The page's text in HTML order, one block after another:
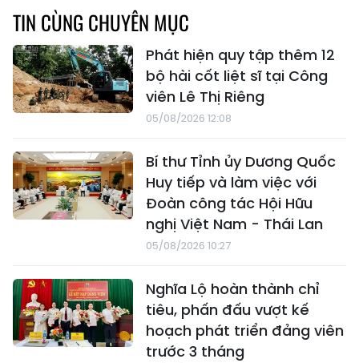
TIN CÙNG CHUYÊN MỤC
Phát hiện quy tập thêm 12
bộ hài cốt liệt sĩ tại Công
viên Lê Thị Riêng
05/08/2026 12:08
Bí thư Tỉnh ủy Dương Quốc
Huy tiếp và làm việc với
Đoàn công tác Hội Hữu
nghị Việt Nam - Thái Lan
05/08/2026 10:27
Nghĩa Lộ hoàn thành chỉ
tiêu, phấn đấu vượt kế
hoạch phát triển đảng viên
trước 3 tháng